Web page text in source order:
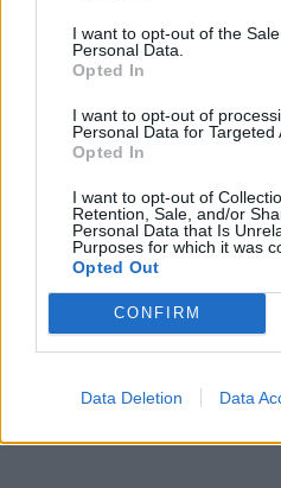
I want to opt-out of the
Personal Data.
Opted In
I want to opt-out of
Personal Data for Targeted
Opted In
I want to opt-out of
Retention, Sale, and/or
Personal Data that Is
Purposes for which it was
Opted Out
CONFIRM
Data Deletion Data
Patriot στη Σαουδική
Αραβία: Κάθε μήνα
επαναξιολογείται η
ελληνική παρουσία –
Μήνυμα της Αθήνας στο
Ριάντ